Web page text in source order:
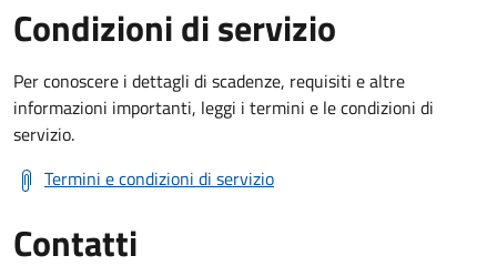
Condizioni di servizio
Per conoscere i dettagli di scadenze, requisiti e altre
informazioni importanti, leggi i termini e le condizioni di
servizio.
Termini e condizioni di servizio
Contatti